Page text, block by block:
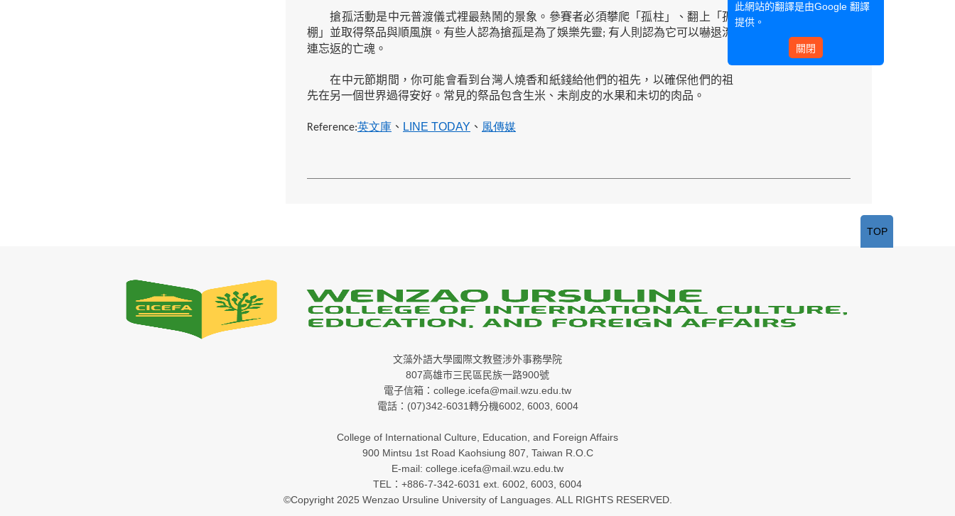
搶孤活動是中元普渡儀式裡最熱鬧的景象。參賽者必須攀爬「孤柱」、翻上「孤
棚」並取得祭品與順風旗。有些人認為搶孤是為了娛樂先靈; 有人則認為它可以嚇退流
連忘返的亡魂。
在中元節期間，你可能會看到台灣人燒香和紙錢給他們的祖先，以確保他們的祖
先在另一個世界過得安好。常見的祭品包含生米、未削皮的水果和未切的肉品。
Reference:英文庫 、 LINE TODAY 、 風傳媒
文藻外語大學國際文教暨涉外事務學院
807高雄市三民區民族一路900號
電子信箱：college.icefa@mail.wzu.edu.tw
電話：(07)342-6031轉分機6002, 6003, 6004
College of International Culture, Education, and Foreign Affairs
900 Mintsu 1st Road Kaohsiung 807, Taiwan R.O.C
E-mail: college.icefa@mail.wzu.edu.tw
TEL：+886-7-342-6031 ext. 6002, 6003, 6004
©Copyright 2025 Wenzao Ursuline University of Languages. ALL RIGHTS RESERVED.
TOP
此網站的翻譯是由Google 翻譯
提供。
關閉